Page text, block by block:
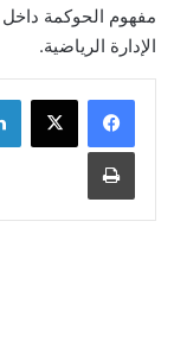
مفهوم الحوكمة داخل
الإدارة الرياضية.